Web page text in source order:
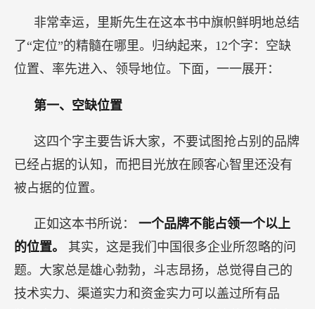
非常幸运，里斯先生在这本书中旗帜鲜明地总结
了“定位”的精髓在哪里。归纳起来，12个字：空缺
位置、率先进入、领导地位。下面，一一展开：
第一、空缺位置
这四个字主要告诉大家，不要试图抢占别的品牌
已经占据的认知，而把目光放在顾客心智里还没有
被占据的位置。
正如这本书所说： 一个品牌不能占领一个以上
的位置。 其实，这是我们中国很多企业所忽略的问
题。大家总是雄心勃勃，斗志昂扬，总觉得自己的
技术实力、渠道实力和资金实力可以盖过所有品